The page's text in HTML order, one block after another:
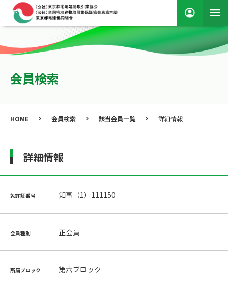
会員検索
HOME 会員検索 該当会員一覧 詳細情報
詳細情報
免許証番号 知事（1）111150
会員種別 正会員
所属ブロック 第六ブロック